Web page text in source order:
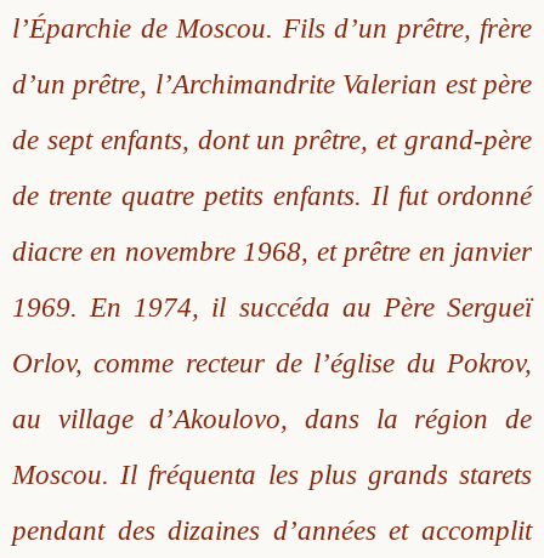
Saint Sophrony l’Athonite
Staritsa Marie Makovkine
Archimandrite Lazare (Abachidzé)
Archimandrite Nathanaël (Pospelov)
Père Héliodore
l’Éparchie de Moscou. Fils d’un prêtre, frère
d’un prêtre, l’Archimandrite Valerian est père
de sept enfants, dont un prêtre, et grand-père
de trente quatre petits enfants. Il fut ordonné
diacre en novembre 1968, et prêtre en janvier
1969. En 1974, il succéda au Père Sergueï
Orlov, comme recteur de l’église du Pokrov,
au village d’Akoulovo, dans la région de
Moscou. Il fréquenta les plus grands starets
pendant des dizaines d’années et accomplit